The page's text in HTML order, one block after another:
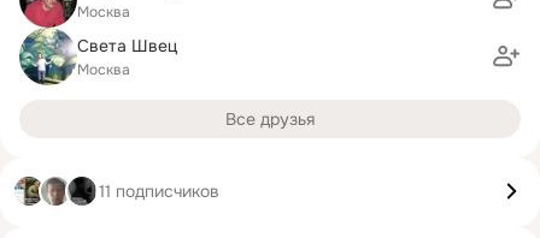
Москва
Света Швец
Москва
Все друзья
11 подписчиков